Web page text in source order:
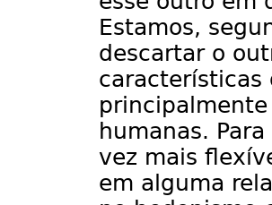
Estamos,
descartar o
características
humanas.
vez mais
em alguma